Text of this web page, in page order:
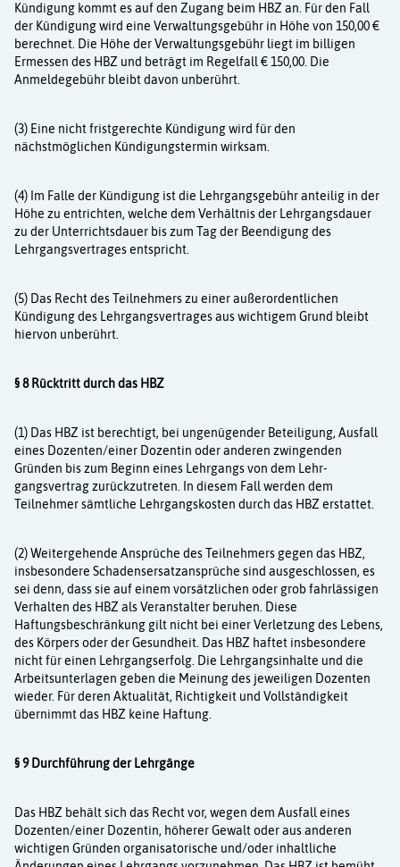
Kündigung kommt es auf den Zugang beim HBZ an. Für den Fall
der Kündigung wird eine Verwaltungsgebühr in Höhe von 150,00 €
berechnet. Die Höhe der Verwaltungsgebühr liegt im billigen
Ermessen des HBZ und beträgt im Regelfall € 150,00. Die
Anmeldegebühr bleibt davon unberührt.
(3) Eine nicht fristgerechte Kündigung wird für den
nächstmöglichen Kündigungstermin wirk­sam.
(4) Im Falle der Kündigung ist die Lehrgangsgebühr anteilig in der
Höhe zu entrichten, wel­che dem Verhältnis der Lehrgangsdauer
zu der Unterrichtsdauer bis zum Tag der Beendi­gung des
Lehrgangsvertrages entspricht.
(5) Das Recht des Teilnehmers zu einer außerordentlichen
Kündigung des Lehrgangs­vertrages aus wichtigem Grund bleibt
hiervon unberührt.
§ 8 Rücktritt durch das HBZ
(1) Das HBZ ist berechtigt, bei ungenügender Beteiligung, Ausfall
eines Dozenten/einer Dozen­tin oder anderen zwingenden
Gründen bis zum Beginn eines Lehrgangs von dem Lehr­
gangsvertrag zurückzutreten. In diesem Fall werden dem
Teilnehmer sämtliche Lehrgangs­kosten durch das HBZ erstattet.
(2) Weitergehende Ansprüche des Teilnehmers gegen das HBZ,
insbesondere Schadensersatzansprüche sind ausgeschlossen, es
sei denn, dass sie auf einem vorsätzlichen oder grob fahrlässigen
Verhalten des HBZ als Veranstalter beruhen. Diese
Haftungsbeschränkung gilt nicht bei einer Verletzung des Lebens,
des Körpers oder der Gesundheit. Das HBZ haftet insbesondere
nicht für einen Lehrgangserfolg. Die Lehrgangsinhalte und die
Arbeitsunterlagen geben die Meinung des jeweiligen Dozenten
wieder. Für deren Aktualität, Richtigkeit und Vollständigkeit
übernimmt das HBZ keine Haftung.
§ 9 Durchführung der Lehrgänge
Das HBZ behält sich das Recht vor, wegen dem Ausfall eines
Dozenten/einer Dozentin, höherer Gewalt oder aus anderen
wichtigen Gründen organisatorische und/oder inhaltliche